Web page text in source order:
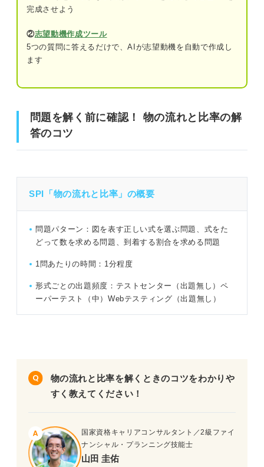
完成させよう
②志望動機作成ツール
5つの質問に答えるだけで、AIが志望動機を自動で作成し
ます
問題を解く前に確認！ 物の流れと比率の解
答のコツ
SPI「物の流れと比率」の概要
問題パターン：図を表す正しい式を選ぶ問題、式をた
どって数を求める問題、到着する割合を求める問題
1問あたりの時間：1分程度
形式ごとの出題頻度：テストセンター（出題無し）ペ
ーパーテスト（中）Webテスティング（出題無し）
物の流れと比率を解くときのコツをわかりや
すく教えてください！
国家資格キャリアコンサルタント／2級ファイ
ナンシャル・プランニング技能士
山田 圭佑
問題を解く前に確認！ 物の流れと比率の解答のコツ
前提条件①
問題1（難易度：★★☆☆☆）
問題2（難易度：★★★☆☆）
問題3（難易度：★★★★☆）